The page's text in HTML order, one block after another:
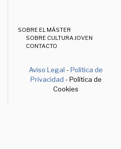
SOBRE EL MÁSTER
SOBRE CULTURA JOVEN
CONTACTO
Aviso Legal -Política de
Privacidad - Política de
Cookies